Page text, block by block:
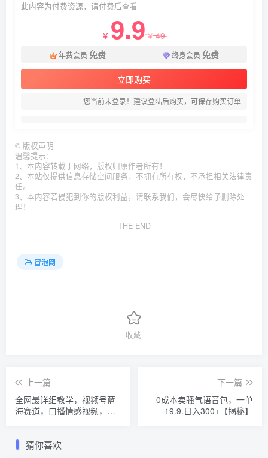
此内容为付费资源，请付费后查看
￥ 9.9￥49
年费会员 免费 终身会员 免费
立即购买
您当前未登录！建议登陆后购买，可保存购买订单
© 版权声明
温馨提示：
1、本内容转载于网络，版权归原作者所有！
2、本站仅提供信息存储空间服务，不拥有所有权，不承担相关法律责
任。
3、本内容若侵犯到你的版权利益，请联系我们，会尽快给予删除处
理！
THE END
冒泡网
收藏
上一篇
全网最详细教学，视频号蓝
海赛道，口播情感视频，无
下一篇
0成本卖骚气语音包，一单
19.9.日入300+【揭秘】
猜你喜欢